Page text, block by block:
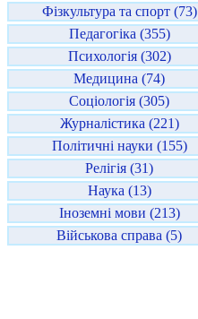
Фізкультура та спорт (73)
Педагогіка (355)
Психологія (302)
Медицина (74)
Соціологія (305)
Журналістика (221)
Політичні науки (155)
Релігія (31)
Наука (13)
Іноземні мови (213)
Військова справа (5)